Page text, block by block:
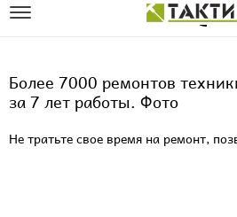
Более 7000 ремонтов
за 7 лет работы. Фото
Не тратьте свое время на ремонт,